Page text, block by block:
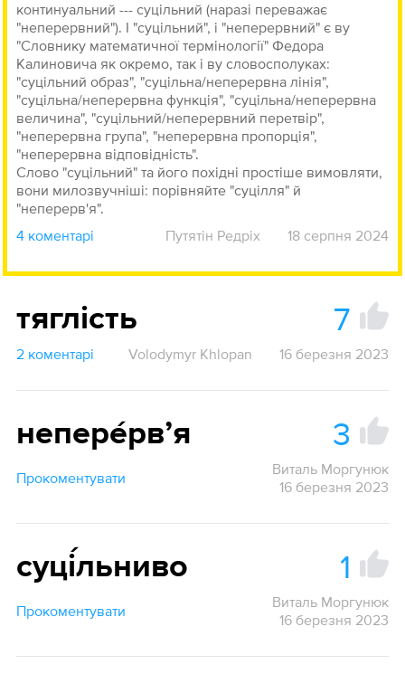
континуальний --- суцільний (наразі переважає
"неперервний"). І "суцільний", і "неперервний" є ву
"Словнику математичної термінології" Федора
Калиновича як окремо, так і ву словосполуках:
"суцільний образ", "суцільна/неперервна лінія",
"суцільна/неперервна функція", "суцільна/неперервна
величина", "суцільний/неперервний перетвір",
"неперервна група", "неперервна пропорція",
"неперервна відповідність".
Слово "суцільний" та його похідні простіше вимовляти,
вони милозвучніші: порівняйте "суцілля" й
"неперерв'я".
4 коментарі
Путятін Редріх 18 серпня 2024
тяглість 7
2 коментарі Volodymyr Khlopan 16 березня 2023
непере́рвʼя 3
Прокоментувати
Виталь Моргунюк
16 березня 2023
суці́льниво 1
Прокоментувати
Виталь Моргунюк
16 березня 2023